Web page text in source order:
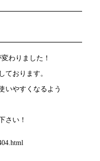
わりました！
ております。
いやすくなるよう
さい！